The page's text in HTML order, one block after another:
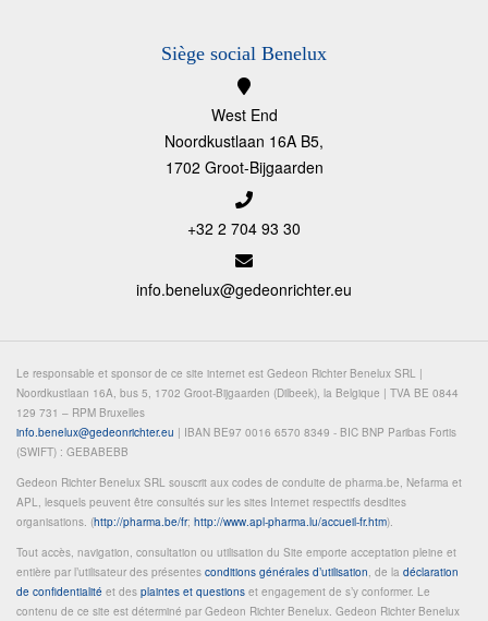
Siège social Benelux
West End
Noordkustlaan 16A B5,
1702 Groot-Bijgaarden
+32 2 704 93 30
info.benelux@gedeonrichter.eu
Le responsable et sponsor de ce site internet est Gedeon Richter Benelux SRL |
Noordkustlaan 16A, bus 5, 1702 Groot-Bijgaarden (Dilbeek), la Belgique | TVA BE 0844
129 731 – RPM Bruxelles
info.benelux@gedeonrichter.eu | IBAN BE97 0016 6570 8349 - BIC BNP Paribas Fortis
(SWIFT) : GEBABEBB
Gedeon Richter Benelux SRL souscrit aux codes de conduite de pharma.be, Nefarma et
APL, lesquels peuvent être consultés sur les sites Internet respectifs desdites
organisations. (http://pharma.be/fr; http://www.apl-pharma.lu/accueil-fr.htm).
Tout accès, navigation, consultation ou utilisation du Site emporte acceptation pleine et
entière par l’utilisateur des présentes conditions générales d’utilisation, de la déclaration
de confidentialité et des plaintes et questions et engagement de s’y conformer. Le
contenu de ce site est déterminé par Gedeon Richter Benelux. Gedeon Richter Benelux